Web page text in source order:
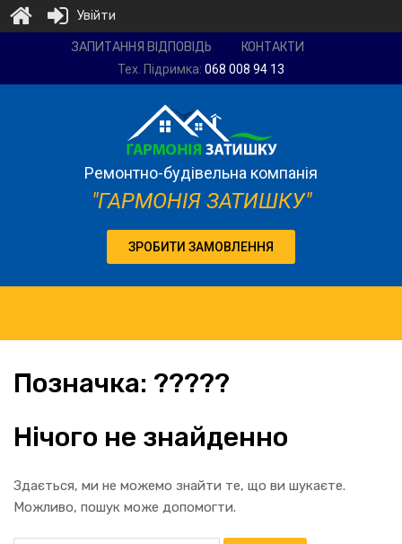
компанія
ЗАПИТАННЯ ВІДПОВІДЬ КОНТАКТИ
Тех. Підримка: 068 008 94 13
Ремонтно-будівельна компанія
"ГАРМОНІЯ ЗАТИШКУ"
ЗРОБИТИ ЗАМОВЛЕННЯ
Позначка: ?????
Нічого не знайденно
Здається, ми не можемо знайти те, що ви шукаєте.
Можливо, пошук може допомогти.
Увійти